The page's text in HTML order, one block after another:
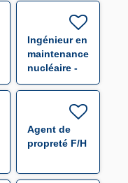
Ingénieur en
maintenance
nucléaire -
F/H
Agent de
propreté F/H